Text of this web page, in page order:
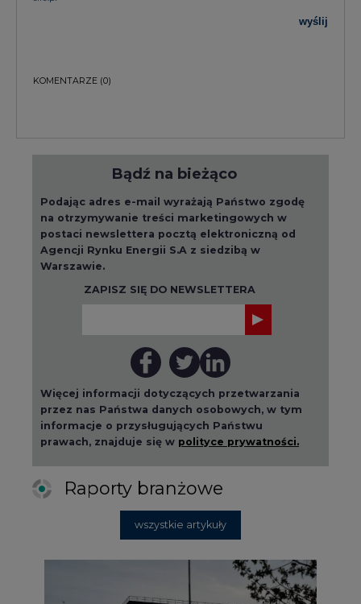
Podając adres e-mail wyrażają Państwo zgodę
na otrzymywanie treści marketingowych w
postaci newslettera pocztą elektroniczną od
Agencji Rynku Energii S.A z siedzibą w
Warszawie.
ZAPISZ SIĘ DO NEWSLETTERA
Więcej informacji dotyczących przetwarzania
przez nas Państwa danych osobowych, w tym
informacje o przysługujących Państwu
prawach, znajduje się w polityce prywatności.
Raporty branżowe